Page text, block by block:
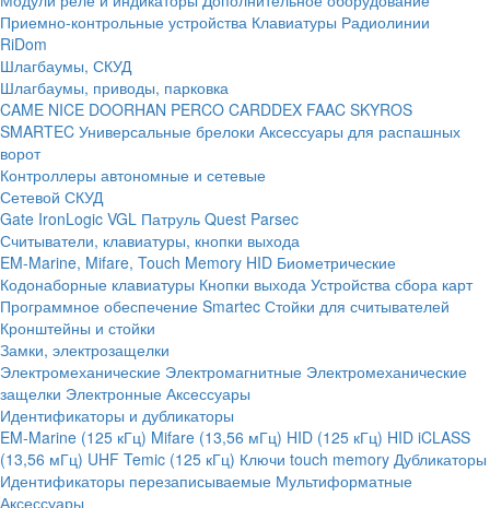
Приемно-контрольные устройства Клавиатуры Радиолинии
RiDom
Шлагбаумы, СКУД
Шлагбаумы, приводы, парковка
CAME NICE DOORHAN PERCO CARDDEX FAAC SKYROS
SMARTEC Универсальные брелоки Аксессуары для распашных
ворот
Контроллеры автономные и сетевые
Сетевой СКУД
Gate IronLogic VGL Патруль Quest Parsec
Считыватели, клавиатуры, кнопки выхода
EM-Marine, Mifare, Touch Memory HID Биометрические
Кодонаборные клавиатуры Кнопки выхода Устройства сбора карт
Программное обеспечение Smartec Стойки для считывателей
Кронштейны и стойки
Замки, электрозащелки
Электромеханические Электромагнитные Электромеханические
защелки Электронные Аксессуары
Идентификаторы и дубликаторы
EM-Marine (125 кГц) Mifare (13,56 мГц) HID (125 кГц) HID iCLASS
(13,56 мГц) UHF Temic (125 кГц) Ключи touch memory Дубликаторы
Идентификаторы перезаписываемые Мультиформатные
Аксессуары